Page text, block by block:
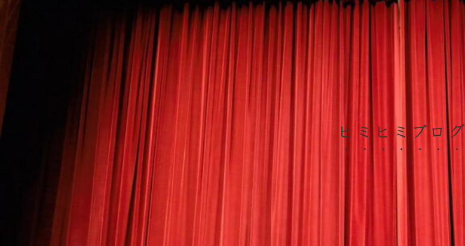
ヒミヒミブログ